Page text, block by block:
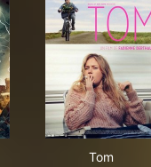
Tom